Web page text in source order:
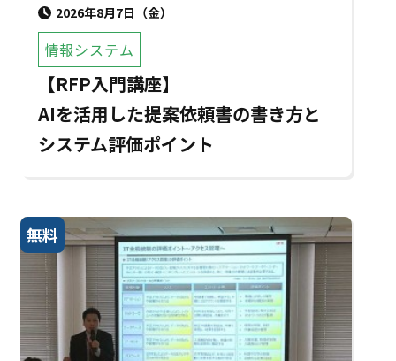
2026年8月7日（金）
情報システム
【RFP入門講座】
AIを活用した提案依頼書の書き方と
システム評価ポイント
無料